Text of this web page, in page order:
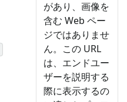
があり、画像を
含む Web ペー
ジではありませ
ん。この URL
は、エンドユー
ザーを説明する
際に表示するの